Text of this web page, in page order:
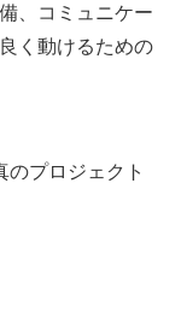
、コミュニケー
く動けるための
のプロジェクト